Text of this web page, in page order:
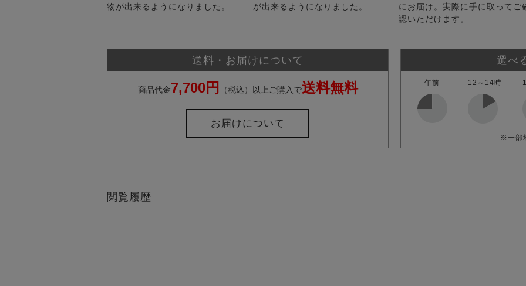
物が出来るようになりました。
が出来るようになりました。
にお届け。実際に手に取ってご
認いただけます。
送料・お届けについて
商品代金7,700円 （税込）以上ご購入で送料無料
お届けについて
選べ
午前 12～14時
※一部
閲覧履歴